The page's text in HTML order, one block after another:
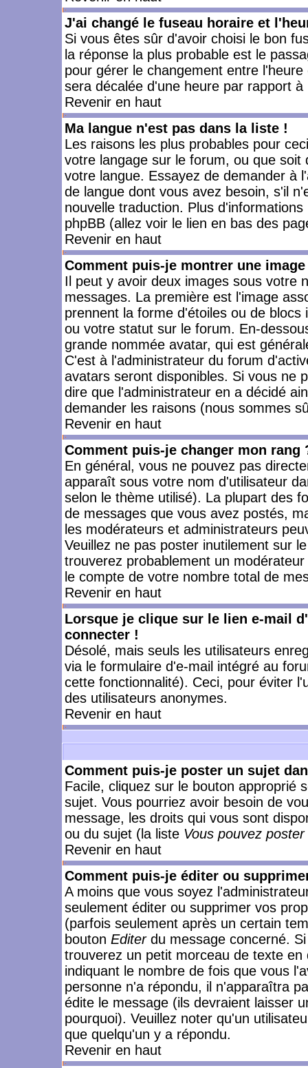
J'ai changé le fuseau horaire et
Si vous êtes sûr d'avoir choisi le bon
la réponse la plus probable est le
pour gérer le changement entre
sera décalée d'une heure par rapport à
Revenir en haut
Ma langue n'est pas dans la liste !
Les raisons les plus probables pour
votre langage sur le forum, ou que
votre langue. Essayez de demander à
de langue dont vous avez besoin, s'il
nouvelle traduction. Plus
phpBB (allez voir le lien en bas des
Revenir en haut
Comment puis-je montrer une
Il peut y avoir deux images sous votre
messages. La première est l'image
prennent la forme d'étoiles ou de
ou votre statut sur le forum. En-
grande nommée avatar, qui est
C'est à l'administrateur du forum
avatars seront disponibles. Si vous ne
dire que l'administrateur en a décidé
demander les raisons (nous sommes
Revenir en haut
Comment puis-je changer mon rang
En général, vous ne pouvez pas
apparaît sous votre nom d'utilisateur
selon le thème utilisé). La plupart des
de messages que vous avez postés,
les modérateurs et administrateurs
Veuillez ne pas poster inutilement sur
trouverez probablement un
le compte de votre nombre total de
Revenir en haut
Lorsque je clique sur le lien e-mail
connecter !
Désolé, mais seuls les utilisateurs
via le formulaire d'e-mail intégré au
cette fonctionnalité). Ceci, pour éviter
des utilisateurs anonymes.
Revenir en haut
Comment puis-je poster un sujet
Facile, cliquez sur le bouton approprié
sujet. Vous pourriez avoir besoin de
message, les droits qui vous sont
ou du sujet (la liste Vous pouvez
Revenir en haut
Comment puis-je éditer ou
A moins que vous soyez
seulement éditer ou supprimer vos
(parfois seulement après un certain
bouton Editerdu message concerné.
trouverez un petit morceau de texte
indiquant le nombre de fois que vous
personne n'a répondu, il n'apparaîtra
édite le message (ils devraient laisser
pourquoi). Veuillez noter qu'un
que quelqu'un y a répondu.
Revenir en haut